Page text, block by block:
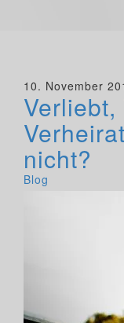
10. November
Verliebt,
nicht?
Blog